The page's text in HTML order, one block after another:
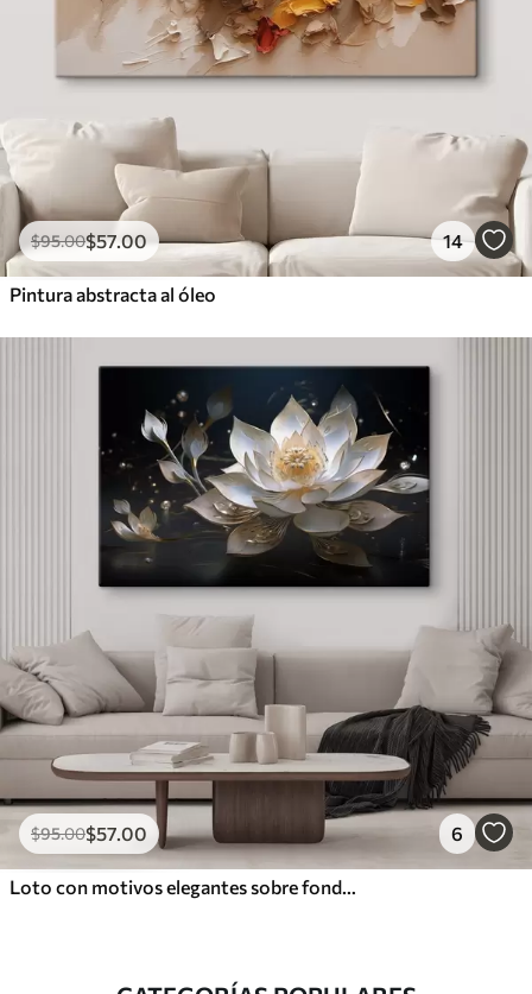
$95.00$57.00 14
Pintura abstracta al óleo
$95.00$57.00 6
Loto con motivos elegantes sobre fondo oscuro